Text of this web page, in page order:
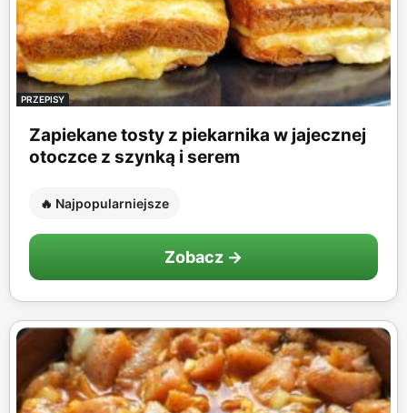
PRZEPISY
Zapiekane tosty z piekarnika w jajecznej
otoczce z szynką i serem
🔥 Najpopularniejsze
Zobacz →